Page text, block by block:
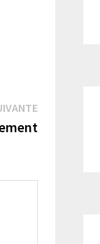
Publication
suivante :